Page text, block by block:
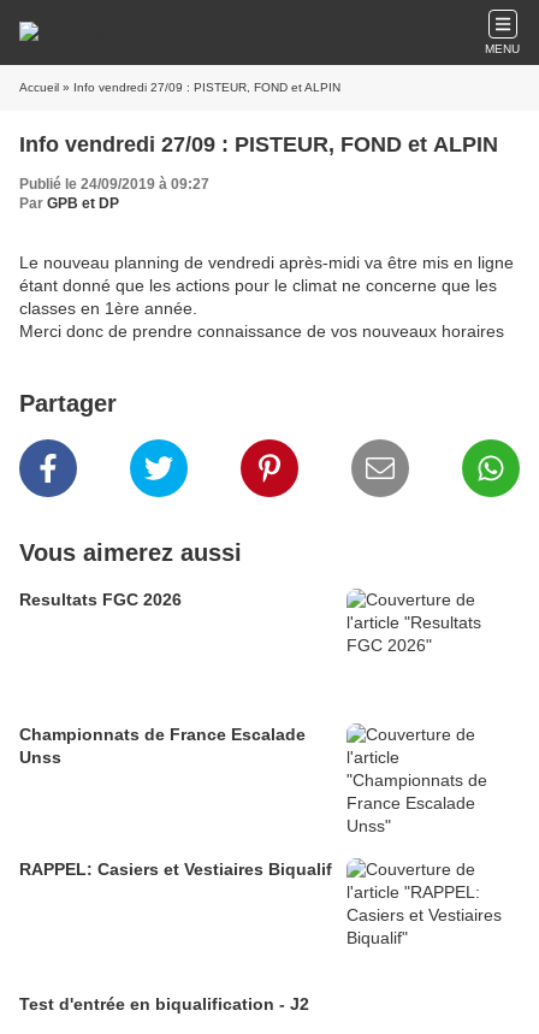
MENU
Accueil » Info vendredi 27/09 : PISTEUR, FOND et ALPIN
Info vendredi 27/09 : PISTEUR, FOND et ALPIN
Publié le 24/09/2019 à 09:27
Par GPB et DP
Le nouveau planning de vendredi après-midi va être mis en ligne
étant donné que les actions pour le climat ne concerne que les
classes en 1ère année.
Merci donc de prendre connaissance de vos nouveaux horaires
Partager
Vous aimerez aussi
Resultats FGC 2026
Championnats de France Escalade
Unss
RAPPEL: Casiers et Vestiaires Biqualif
Test d'entrée en biqualification - J2